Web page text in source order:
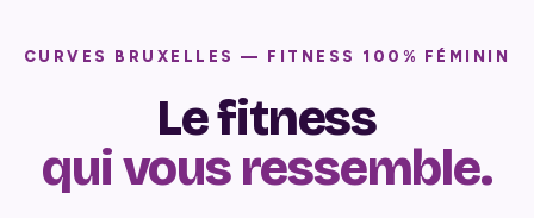
CURVES BRUXELLES — FITNESS 100% FÉMININ
Le fitness
qui vous ressemble.